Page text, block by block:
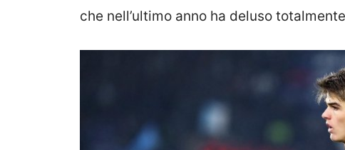
che nell’ultimo anno ha deluso